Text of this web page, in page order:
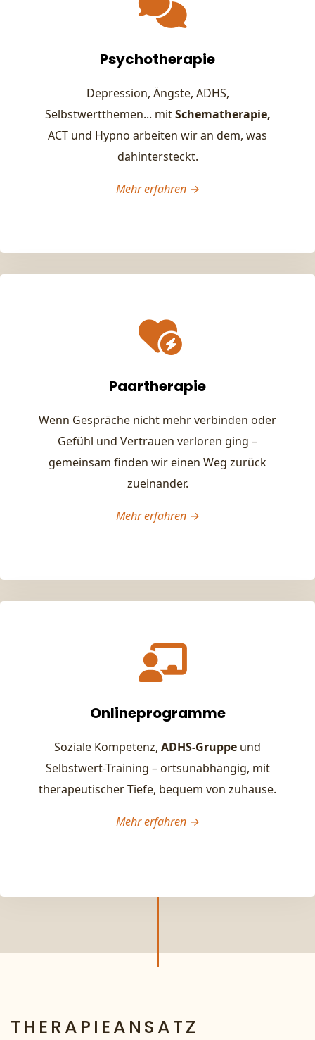
Psychotherapie
Depression, Ängste, ADHS,
Selbstwertthemen... mitSchematherapie,
ACT und Hypno arbeiten wir an dem, was
dahintersteckt.
Mehr erfahren →
Paartherapie
Wenn Gespräche nicht mehr verbinden oder
Gefühl und Vertrauen verloren ging –
gemeinsam finden wir einen Weg zurück
zueinander.
Mehr erfahren →
Onlineprogramme
Soziale Kompetenz, ADHS-Gruppe und
Selbstwert-Training – ortsunabhängig, mit
therapeutischer Tiefe, bequem von zuhause.
Mehr erfahren →
THERAPIEANSATZ